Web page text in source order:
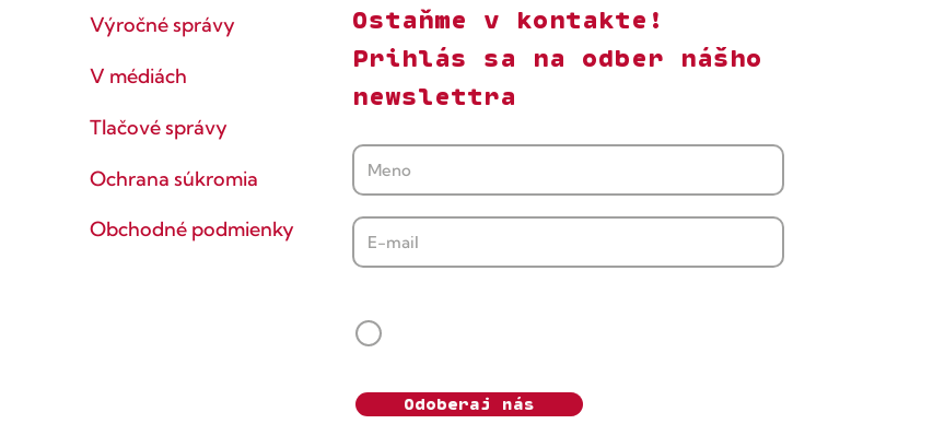
Výročné správy
V médiách
Tlačové správy
Ochrana súkromia
Obchodné podmienky
Ostaňme v kontakte!
Prihlás sa na odber nášho
newslettra
Odoberaj nás